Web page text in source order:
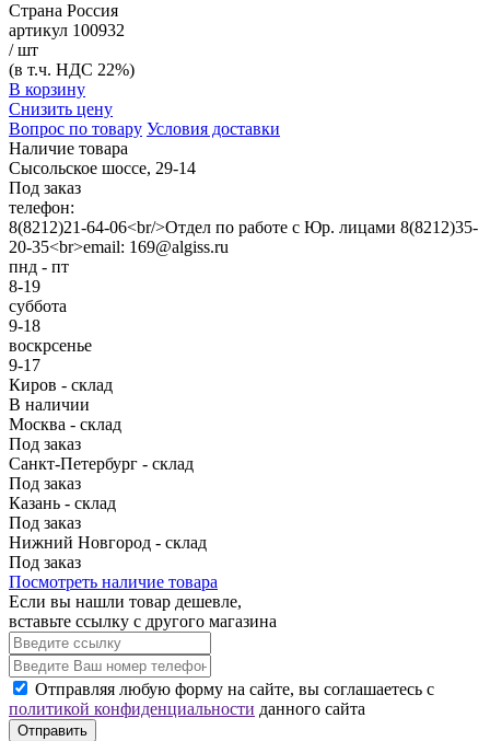
Страна Россия
артикул 100932
/ шт
(в т.ч. НДС 22%)
В корзину
Снизить цену
Вопрос по товару Условия доставки
Наличие товара
Сысольское шоссе, 29-14
Под заказ
телефон:
8(8212)21-64-06<br/>Отдел по работе с Юр. лицами 8(8212)35-
20-35<br>email: 169@algiss.ru
пнд - пт
8-19
суббота
9-18
воскрсенье
9-17
Киров - склад
В наличии
Москва - склад
Под заказ
Санкт-Петербург - склад
Под заказ
Казань - склад
Под заказ
Нижний Новгород - склад
Под заказ
Посмотреть наличие товара
Если вы нашли товар дешевле,
вставьте ссылку с другого магазина
Отправляя любую форму на сайте, вы соглашаетесь с
политикой конфиденциальности данного сайта
Отправить